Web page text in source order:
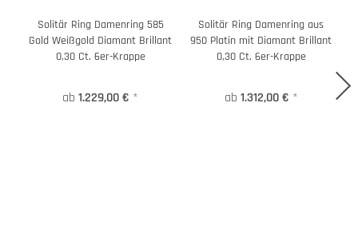
Solitär Ring Damenring 585
Gold Weißgold Diamant Brillant
0,30 Ct. 6er-Krappe
ab 1.229,00 € *
Solitär Ring Damenring aus
950 Platin mit Diamant Brillant
0,30 Ct. 6er-Krappe
ab 1.312,00 € *